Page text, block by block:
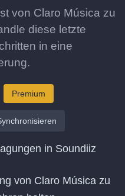
von Claro Música zu
diese letzte
in eine
Premium
in Soundiiz
von Claro Música zu